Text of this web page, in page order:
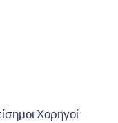
Χορηγοί